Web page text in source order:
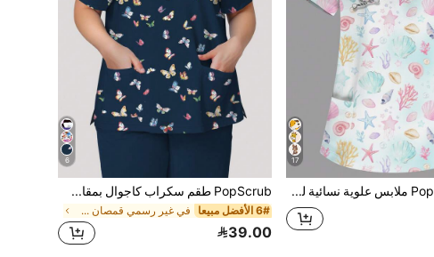
17
PopScrub ملابس علوية نسائية لطيفة بطبعة كرتونية لصدفة البحر، بياقة على شكل حرف V وأكمام قصيرة وجيوب متعددة، ملابس عمل للممرضة والطبيبة، ملابس علوية مختبر لمتخصصي العناية بالحيوانات الأليفة والتغذية، باللون الأزرق
6
PopScrub طقم سكراب كاجوال بمقاس كبير بنقشة فراشة وملمس مائي باللون الأزرق الداكن، ملابس علوية عمل نسائية بياقة V وأكمام قصيرة وجيبين بتصميم حلقة، ربيع/صيف
6# الأفضل مبيعا في غير رسمي قمصان طبية كبيرة الحجم
39.00